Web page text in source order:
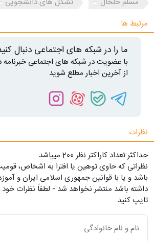
مرتبط ها
ما را در شبکه های اجتماعی دنبال
با عضویت در شبکه های اجتماعی خبرنامه
از آخرین اخبار مطلع شوید
نظرات
حداکثر تعداد کاراکتر نظر 200 ميياشد
نظراتی که حاوی توهین یا افترا به اشخاص،
باشد و یا با قوانین جمهوری اسلامی ایران و
داشته باشد منتشر نخواهد شد - لطفاً نظرات خود
تایپ کنید